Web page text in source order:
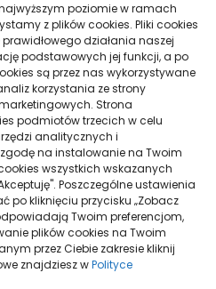
poziomie w ramach
z plików cookies. Pliki cookies
działania naszej
podstawowych jej funkcji, a po
są przez nas wykorzystywane
korzystania ze strony
Strona
podmiotów trzecich w celu
analitycznych i
na instalowanie na Twoim
wszystkich wskazanych
Poszczególne ustawienia
po kliknięciu przycisku „Zobacz
Twoim preferencjom,
plików cookies na Twoim
przez Ciebie zakresie kliknij
znajdziesz wPolityce